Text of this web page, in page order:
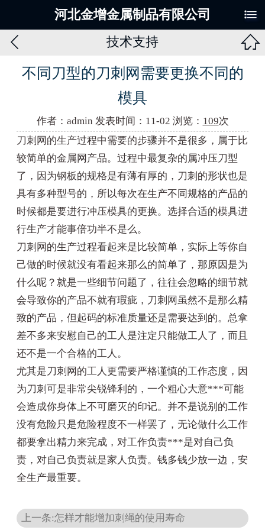
河北金增金属制品有限公司 
 技术支持 
不同刀型的刀刺网需要更换不同的
模具
作者：admin 发表时间：11-02 浏览： 109次
刀刺网的生产过程中需要的步骤并不是很多，属于比
较简单的金属网产品。过程中最复杂的属冲压刀型
了，因为钢板的规格是有薄有厚的，刀刺的形状也是
具有多种型号的，所以每次在生产不同规格的产品的
时候都是要进行冲压模具的更换。选择合适的模具进
行生产才能事倍功半不是么。
刀刺网的生产过程看起来是比较简单，实际上等你自
己做的时候就没有看起来那么的简单了，那原因是为
什么呢？就是一些细节问题了，往往会忽略的细节就
会导致你的产品不就有瑕疵，刀刺网虽然不是那么精
致的产品，但起码的标准质量还是需要达到的。总拿
差不多来安慰自己的工人是注定只能做工人了，而且
还不是一个合格的工人。
尤其是刀刺网的工人更需要严格谨慎的工作态度，因
为刀刺可是非常尖锐锋利的，一个粗心大意***可能
会造成你身体上不可磨灭的印记。并不是说别的工作
没有危险只是危险程度不一样罢了，无论做什么工作
都要拿出精力来完成，对工作负责***是对自己负
责，对自己负责就是家人负责。钱多钱少放一边，安
全生产最重要。
上一条:怎样才能增加刺绳的使用寿命